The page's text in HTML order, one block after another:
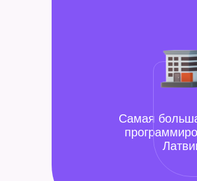
Самая